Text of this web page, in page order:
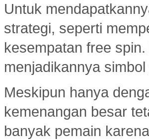
Untuk
strategi, seperti
kesempatan free spin.
menjadikannya
Meskipun hanya
kemenangan besar
banyak pemain